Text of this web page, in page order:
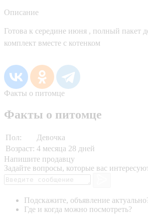
Описание
Готова к середине июня , полный пакет
комплект вместе с котенком
Факты о питомце
Факты о питомце
Пол:
Девочка
Возраст: 4 месяца 28 дней
Напишите продавцу
Задайте вопросы, которые вас
Подскажите, объявление
Где и когда можно посмотреть?